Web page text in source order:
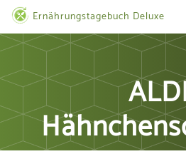
Ernährungstagebuch Deluxe